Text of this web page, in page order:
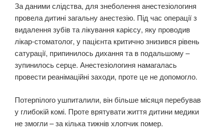
За даними слідства, для знеболення анестезіологиня
провела дитині загальну анестезію. Під час операції з
видалення зубів та лікування карієсу, яку проводив
лікар-стоматолог, у пацієнта критично знизився рівень
сатурації, припинилось дихання та в подальшому –
зупинилось серце. Анестезіологиня намагалась
провести реанімаційні заходи, проте це не допомогло.
Потерпілого ушпиталили, він більше місяця перебував
у глибокій комі. Проте врятувати життя дитини медики
не змогли – за кілька тижнів хлопчик помер.